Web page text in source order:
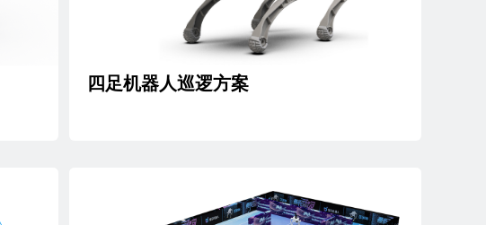
四足机器人巡逻方案